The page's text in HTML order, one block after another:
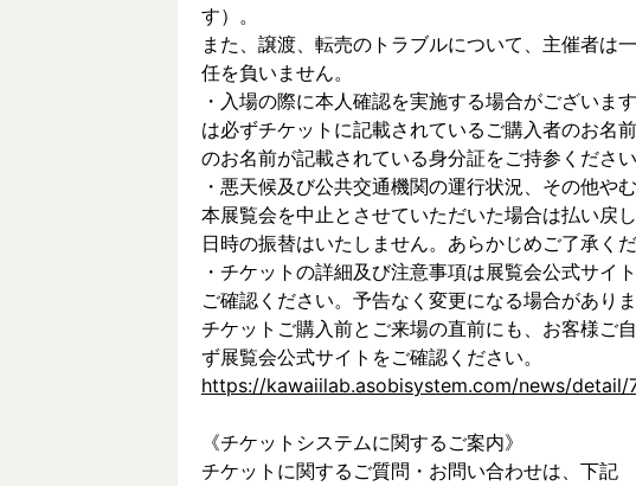
す）。
また、譲渡、転売のトラブルについて、主催者は
任を負いません。
・入場の際に本人確認を実施する場合がございま
は必ずチケットに記載されているご購入者のお名
のお名前が記載されている身分証をご持参ください
・悪天候及び公共交通機関の運行状況、その他や
本展覧会を中止とさせていただいた場合は払い戻し
日時の振替はいたしません。あらかじめご了承くだ
・チケットの詳細及び注意事項は展覧会公式サイ
ご確認ください。予告なく変更になる場合があり
チケットご購入前とご来場の直前にも、お客様ご
ず展覧会公式サイトをご確認ください。
https://kawaiilab.asobisystem.com/news/detail/
《チケットシステムに関するご案内》
チケットに関するご質問・お問い合わせは、下記